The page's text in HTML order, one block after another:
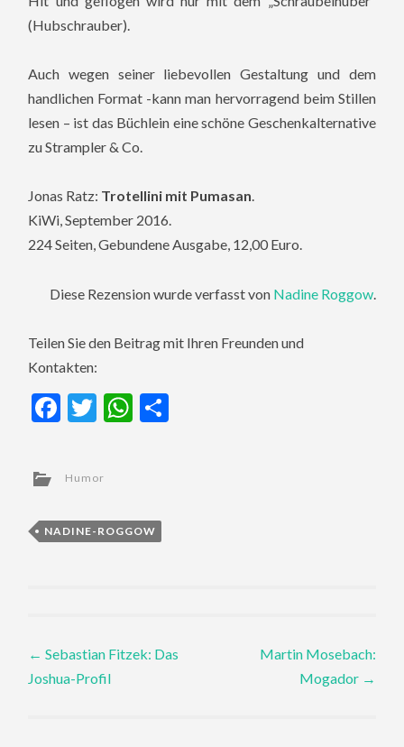
(Hubschrauber).
Auch wegen seiner liebevollen Gestaltung und dem
handlichen Format -kann man hervorragend beim Stillen
lesen – ist das Büchlein eine schöne Geschenkalternative
zu Strampler & Co.
Jonas Ratz: Trotellini mit Pumasan.
KiWi, September 2016.
224 Seiten, Gebundene Ausgabe, 12,00 Euro.
Diese Rezension wurde verfasst von Nadine Roggow.
Teilen Sie den Beitrag mit Ihren Freunden und
Kontakten:
Facebook
TwitterWhatsApp
Humor
NADINE-ROGGOW
Post
← Sebastian Fitzek: Das
Joshua-Profil
Martin Mosebach:
Mogador →